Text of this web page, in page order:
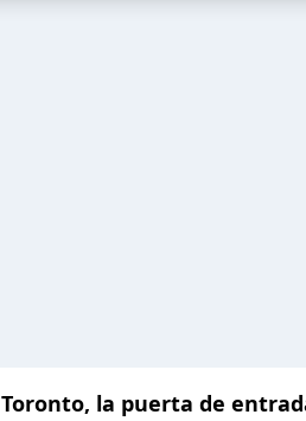
Toronto, la puerta de